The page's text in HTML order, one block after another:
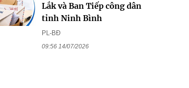
Lắk và Ban Tiếp công dân
tỉnh Ninh Bình
PL-BĐ
09:56 14/07/2026